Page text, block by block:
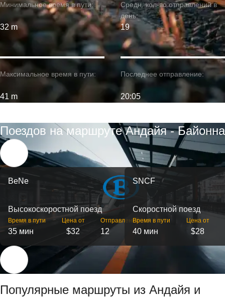
Минимальное время в пути:
32 m
Максимальное время в пути:
41 m
Средн. кол-во отправлений в
день:
19
Последнее отправление:
20:05
Поездов на маршруте Андайя - Байонна
BeNe
Высокоскоростной поезд
Время в пути
35 мин
Цена от
$32
Отправлений
12
SNCF
Скоростной поезд
Время в пути
40 мин
Цена от
$28
Популярные маршруты из Андайя и